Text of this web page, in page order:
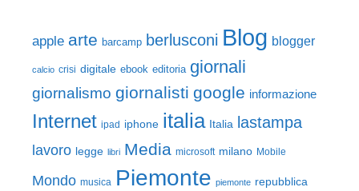
apple arte barcamp berlusconi Blog blogger
calcio crisi digitale ebook editoria giornali
giornalismo giornalisti google informazione
Internet ipad iphone italia Italia lastampa
lavoro legge libri Media microsoft milano Mobile
Mondo musica Piemonte piemonte repubblica